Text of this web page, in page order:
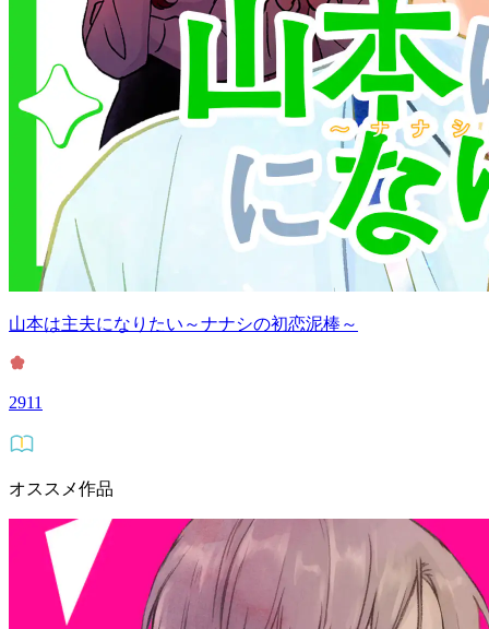
山本は主夫になりたい～ナナシの初恋泥棒～
2911
オススメ作品